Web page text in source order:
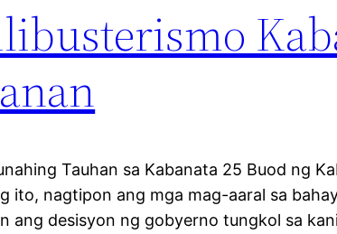
Tauhan sa Kabanata 25 Buod ng
ito, nagtipon ang mga mag-aaral sa
ang desisyon ng gobyerno tungkol sa